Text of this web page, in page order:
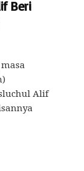
Beri
Alif